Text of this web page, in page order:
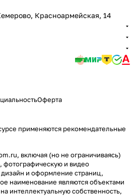
Красноармейская, 14
Оферта
применяются рекомендательные
включая (но не ограничиваясь)
фотографическую и видео
и оформление страниц,
наименование являются объектами
интеллектуальную собственность,